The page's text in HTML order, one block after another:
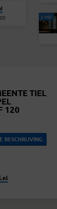
2 MEI
TIEL
120
BESCHRIJVING